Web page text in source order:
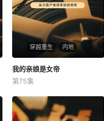
穿越重生 内地
我的亲娘是女帝
未知
我的亲娘是女帝
第75集